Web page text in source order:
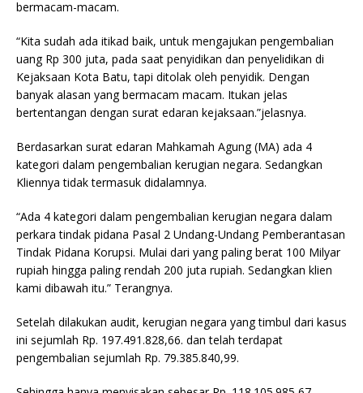
bermacam-macam.
“Kita sudah ada itikad baik, untuk mengajukan pengembalian
uang Rp 300 juta, pada saat penyidikan dan penyelidikan di
Kejaksaan Kota Batu, tapi ditolak oleh penyidik. Dengan
banyak alasan yang bermacam macam. Itukan jelas
bertentangan dengan surat edaran kejaksaan.”jelasnya.
Berdasarkan surat edaran Mahkamah Agung (MA) ada 4
kategori dalam pengembalian kerugian negara. Sedangkan
Kliennya tidak termasuk didalamnya.
“Ada 4 kategori dalam pengembalian kerugian negara dalam
perkara tindak pidana Pasal 2 Undang-Undang Pemberantasan
Tindak Pidana Korupsi. Mulai dari yang paling berat 100 Milyar
rupiah hingga paling rendah 200 juta rupiah. Sedangkan klien
kami dibawah itu.” Terangnya.
Setelah dilakukan audit, kerugian negara yang timbul dari kasus
ini sejumlah Rp. 197.491.828,66. dan telah terdapat
pengembalian sejumlah Rp. 79.385.840,99.